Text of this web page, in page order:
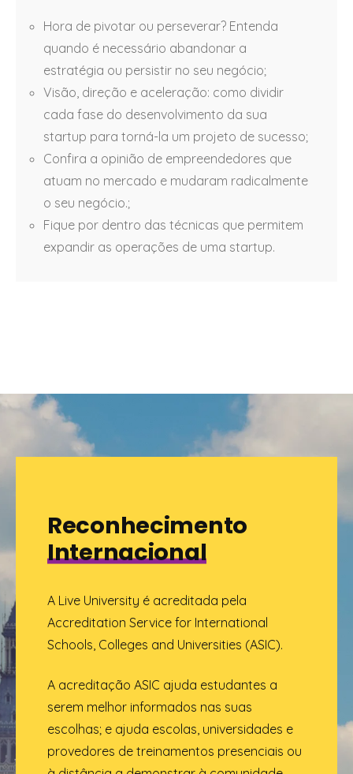
Hora de pivotar ou perseverar? Entenda
quando é necessário abandonar a
estratégia ou persistir no seu negócio;
Visão, direção e aceleração: como dividir
cada fase do desenvolvimento da sua
startup para torná-la um projeto de sucesso;
Confira a opinião de empreendedores que
atuam no mercado e mudaram radicalmente
o seu negócio.;
Fique por dentro das técnicas que permitem
expandir as operações de uma startup.
Reconhecimento
Internacional
A Live University é acreditada pela
Accreditation Service for International
Schools, Colleges and Universities (ASIC).
A acreditação ASIC ajuda estudantes a
serem melhor informados nas suas
escolhas; e ajuda escolas, universidades e
provedores de treinamentos presenciais ou